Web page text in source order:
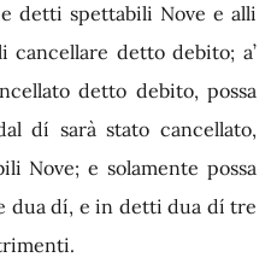
detti spettabili Nove e alli
detto debito; a’
detto debito, possa
dí sarà stato cancellato,
Nove; e solamente possa
dua dí, e in detti dua dí tre